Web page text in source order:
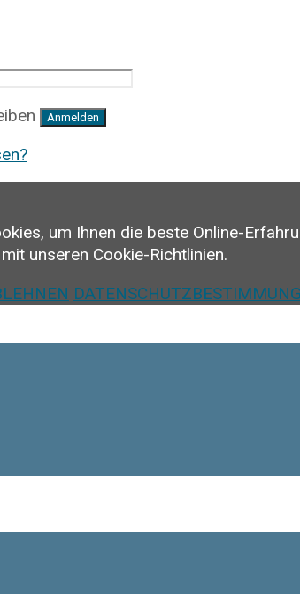
Anmelden
um Ihnen die beste Online-
unseren Cookie-Richtlinien.
DATENSCHUTZBESTIMMUNG